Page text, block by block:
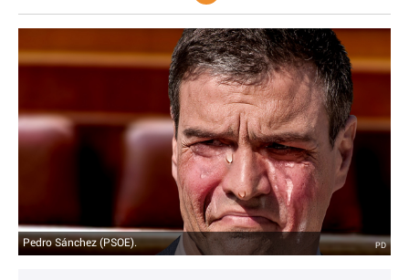
GENTE
MAGAZINE
CRIMEN Y CASTIGO
EXPERTOS
GASTRONOMÍA
SALUD
Pedro Sánchez (PSOE). PD